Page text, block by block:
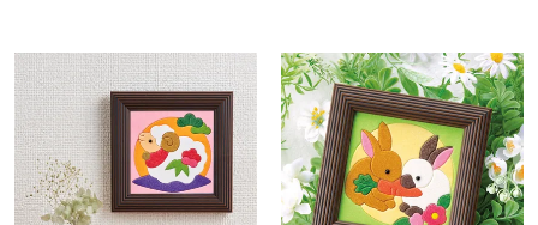
お問い合わせ
ACCOUNT MENU
ようこそ ゲスト 様